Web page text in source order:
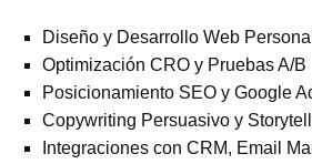
Diseño y Desarrollo Web
Optimización CRO y Pruebas A/B
Posicionamiento SEO y Google
Copywriting Persuasivo y
Integraciones con CRM, Email